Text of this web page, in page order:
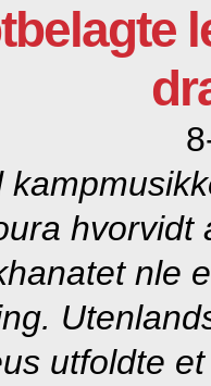
hvorvidt
nle
utfoldte